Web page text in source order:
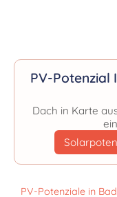
PV-Potenzial
Dach in Karte
PV-Potenziale in